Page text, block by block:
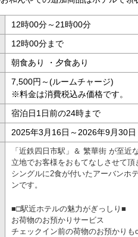
12時00分～21時00分
12時00分まで
朝食あり ・夕食あり
7,500円～(ルームチャージ)
※料金は消費税込み価格です。
宿泊日1日前の24時まで
2025年3月16日～2026年9月30日
「近鉄四日市駅」＆ 繁華街 が至近
立地でお客様をおもてなしさせて頂
シングルに2食が付いたアーバンホ
ンです。
■□駅近ホテルの魅力がぎっしり■
お荷物のお預かりサービス
チェックイン前の荷物のお預かり